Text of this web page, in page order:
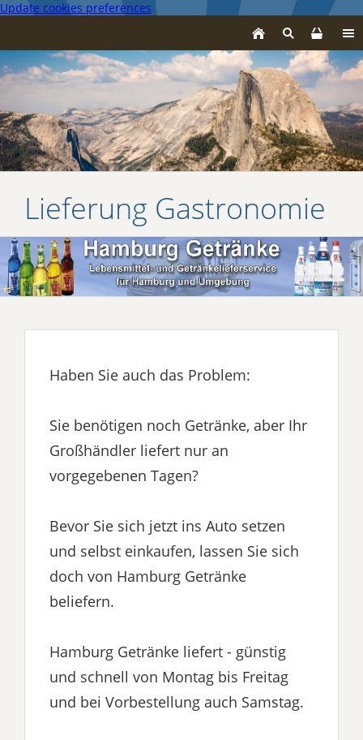
Update cookies preferences
Lieferung Gastronomie
Haben Sie auch das Problem:
Sie benötigen noch Getränke, aber Ihr
Großhändler liefert nur an
vorgegebenen Tagen?
Bevor Sie sich jetzt ins Auto setzen
und selbst einkaufen, lassen Sie sich
doch von Hamburg Getränke
beliefern.
Hamburg Getränke liefert - günstig
und schnell von Montag bis Freitag
und bei Vorbestellung auch Samstag.